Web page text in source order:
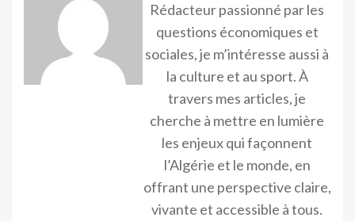
Rédacteur passionné par les
questions économiques et
sociales, je m’intéresse aussi à
la culture et au sport. À
travers mes articles, je
cherche à mettre en lumière
les enjeux qui façonnent
l’Algérie et le monde, en
offrant une perspective claire,
vivante et accessible à tous.